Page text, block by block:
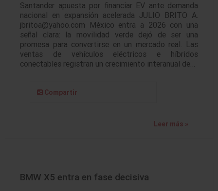
Santander apuesta por financiar EV ante demanda
nacional en expansión acelerada JULIO BRITO A.
jbritoa@yahoo.com México entra a 2026 con una
señal clara: la movilidad verde dejó de ser una
promesa para convertirse en un mercado real. Las
ventas de vehículos eléctricos e híbridos
conectables registran un crecimiento interanual de…
Compartir
Leer más »
BMW X5 entra en fase decisiva